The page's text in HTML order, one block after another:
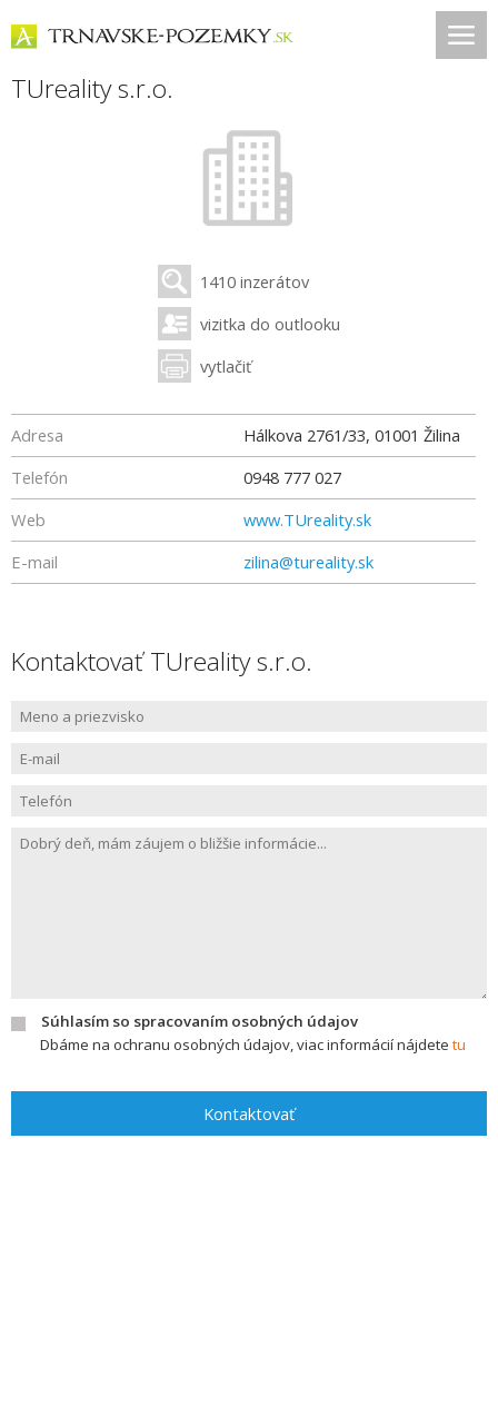
TUreality s.r.o.
1410 inzerátov
vizitka do outlooku
vytlačiť
Adresa Hálkova 2761/33, 01001 Žilina
Telefón
0948 777 027
Web
www.TUreality.sk
E-mail
zilina@tureality.sk
Kontaktovať TUreality s.r.o.
Súhlasím so spracovaním osobných údajov
Dbáme na ochranu osobných údajov, viac informácií nájdete tu
Kontaktovať